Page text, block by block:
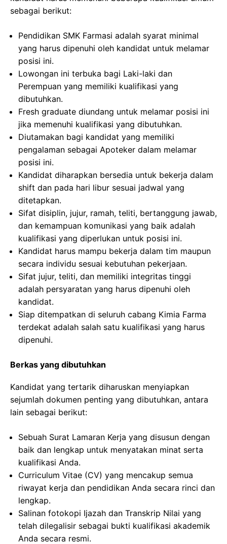
sebagai berikut:
Pendidikan SMK Farmasi adalah syarat minimal
yang harus dipenuhi oleh kandidat untuk melamar
posisi ini.
Lowongan ini terbuka bagi Laki-laki dan
Perempuan yang memiliki kualifikasi yang
dibutuhkan.
Fresh graduate diundang untuk melamar posisi ini
jika memenuhi kualifikasi yang dibutuhkan.
Diutamakan bagi kandidat yang memiliki
pengalaman sebagai Apoteker dalam melamar
posisi ini.
Kandidat diharapkan bersedia untuk bekerja dalam
shift dan pada hari libur sesuai jadwal yang
ditetapkan.
Sifat disiplin, jujur, ramah, teliti, bertanggung jawab,
dan kemampuan komunikasi yang baik adalah
kualifikasi yang diperlukan untuk posisi ini.
Kandidat harus mampu bekerja dalam tim maupun
secara individu sesuai kebutuhan pekerjaan.
Sifat jujur, teliti, dan memiliki integritas tinggi
adalah persyaratan yang harus dipenuhi oleh
kandidat.
Siap ditempatkan di seluruh cabang Kimia Farma
terdekat adalah salah satu kualifikasi yang harus
dipenuhi.
Berkas yang dibutuhkan
Kandidat yang tertarik diharuskan menyiapkan
sejumlah dokumen penting yang dibutuhkan, antara
lain sebagai berikut:
Sebuah Surat Lamaran Kerja yang disusun dengan
baik dan lengkap untuk menyatakan minat serta
kualifikasi Anda.
Curriculum Vitae (CV) yang mencakup semua
riwayat kerja dan pendidikan Anda secara rinci dan
lengkap.
Salinan fotokopi Ijazah dan Transkrip Nilai yang
telah dilegalisir sebagai bukti kualifikasi akademik
Anda secara resmi.